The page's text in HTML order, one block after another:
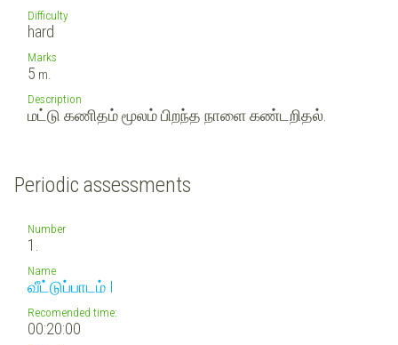
Difficulty
hard
Marks
5 m.
Description
மட்டு கணிதம் மூலம் பிறந்த நாளை கண்டறிதல்.
Periodic assessments
Number
1.
Name
வீட்டுப்பாடம் I
Recomended time:
00:20:00